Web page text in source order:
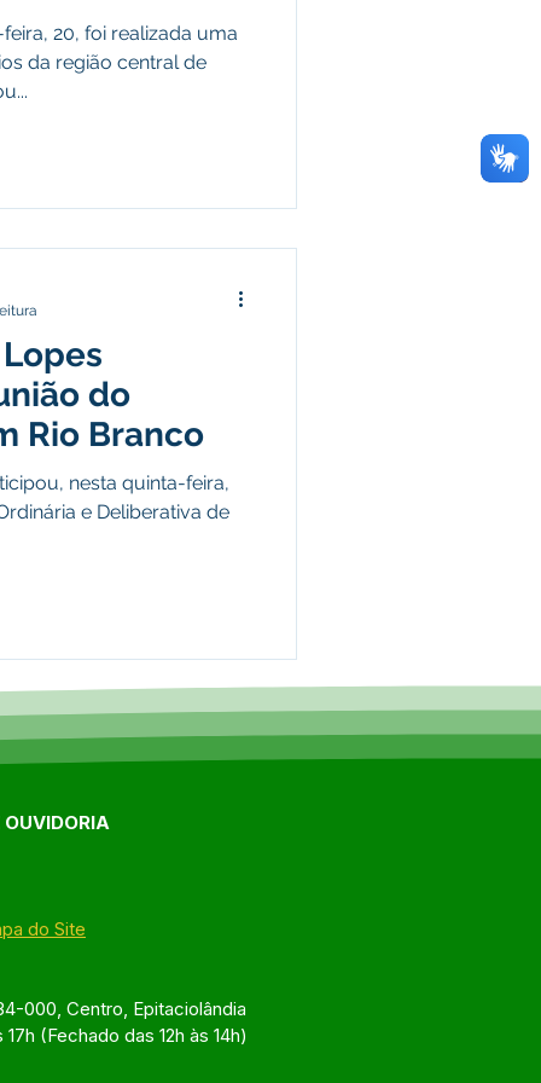
20, foi realizada uma
da região central de
do
Rio Branco
nesta quinta-feira,
e Deliberativa de
do Site
000, Centro, Epitaciolândia
(Fechado das 12h às 14h)